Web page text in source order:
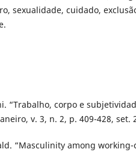
sexualidade, cuidado,
“Trabalho, corpo e
v. 3, n. 2, p. 409-428, set.
“Masculinity among